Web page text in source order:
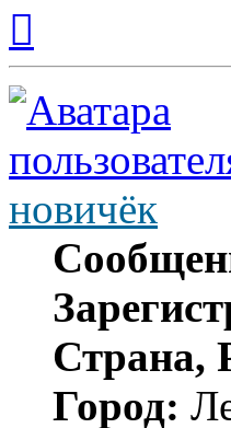
началу
новичёк
Страна,
Город: